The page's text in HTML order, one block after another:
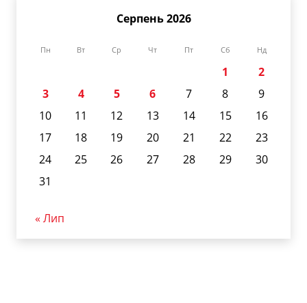
Серпень 2026
Пн Вт Ср Чт Пт Сб Нд
1
2
3
4 5 6 7 8
9
10
11 12 13 14 15
16
17
18 19 20 21 22
23
24
25 26 27 28 29
30
31
« Лип